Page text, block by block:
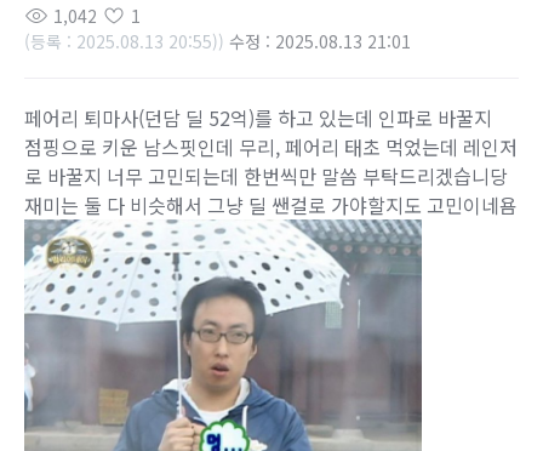
1,042
1
(등록 : 2025.08.13 20:55)) 수정 : 2025.08.13 21:01
페어리 퇴마사(던담 딜 52억)를 하고 있는데 인파로 바꿀지
점핑으로 키운 남스핏인데 무리, 페어리 태초 먹었는데 레인저
로 바꿀지 너무 고민되는데 한번씩만 말씀 부탁드리겠습니당
재미는 둘 다 비슷해서 그냥 딜 쌘걸로 가야할지도 고민이네욤